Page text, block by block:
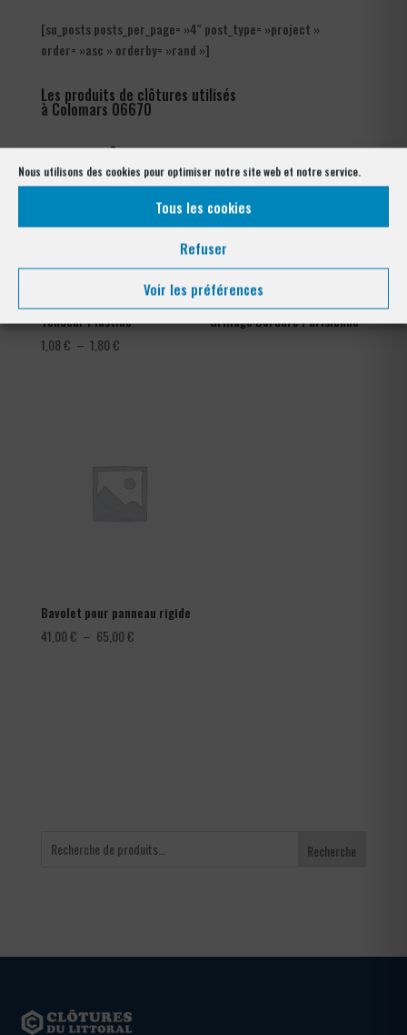
Nous utilisons des cookies pour optimiser notre site web et notre service.
Tous les cookies
Refuser
Voir les préférences
[su_posts posts_per_page= »4″ post_type= »project »
order= »asc » orderby= »rand »]
Les produits de clôtures utilisés
à Colomars 06670
Tendeur Plastifié
1,08€ – 1,80€Plage
Grillage Bordure Parisienne
Bavolet pour panneau rigide
41,00€ – 65,00€Plage
Recherche